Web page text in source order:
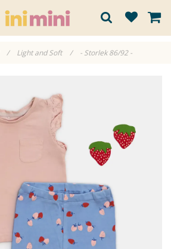
/ Light and Soft / - Storlek 86/92 -